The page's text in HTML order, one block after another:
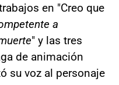
en "Creo que
a
" y las tres
de animación
su voz al personaje